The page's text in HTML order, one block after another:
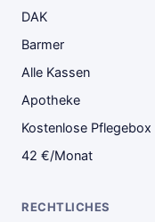
DAK
Barmer
Alle Kassen
Apotheke
Kostenlose Pflegebox
42 €/Monat
RECHTLICHES